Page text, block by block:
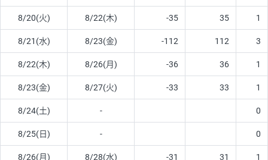
8/20(火) 8/22(木) -35 35 1
8/21(水) 8/23(金) -112 112 3
8/22(木) 8/26(月) -36 36 1
8/23(金) 8/27(火) -33 33 1
8/24(土) - 0
8/25(日) - 0
8/26(月) 8/28(水) -31 31 1